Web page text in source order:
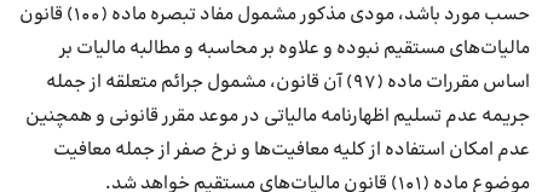
حسب مورد باشد، مودی مذکور مشمول مفاد تبصره ماده (۱۰۰) قانون
مالیات‌های مستقیم نبوده و علاوه بر محاسبه و مطالبه مالیات بر
اساس مقررات ماده (۹۷) آن قانون، مشمول جرائم متعلقه از جمله
جریمه عدم تسلیم اظهارنامه مالیاتی در موعد مقرر قانونی و همچنین
عدم امکان استفاده از کلیه معافیت‌ها و نرخ صفر از جمله معافیت
موضوع ماده (۱۰۱) قانون مالیات‌های مستقیم خواهد شد.